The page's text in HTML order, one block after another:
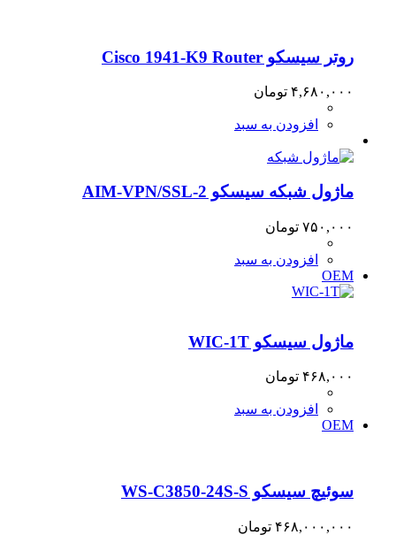
روتر سیسکو Cisco 1941-K9 Router
۴,۶۸۰,۰۰۰ تومان
افزودن به سبد
ماژول شبکه سیسکو AIM-VPN/SSL-2
۷۵۰,۰۰۰ تومان
افزودن به سبد
OEM
ماژول سیسکو WIC-1T
۴۶۸,۰۰۰ تومان
افزودن به سبد
OEM
سوئیچ سیسکو WS-C3850-24S-S
۴۶۸,۰۰۰,۰۰۰ تومان